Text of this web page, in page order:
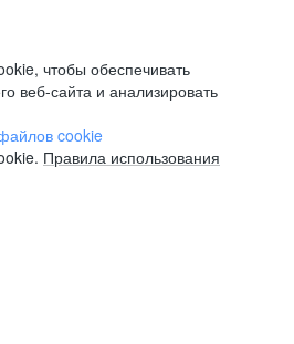
чтобы обеспечивать
веб-сайта и анализировать
cookie
Правила использования